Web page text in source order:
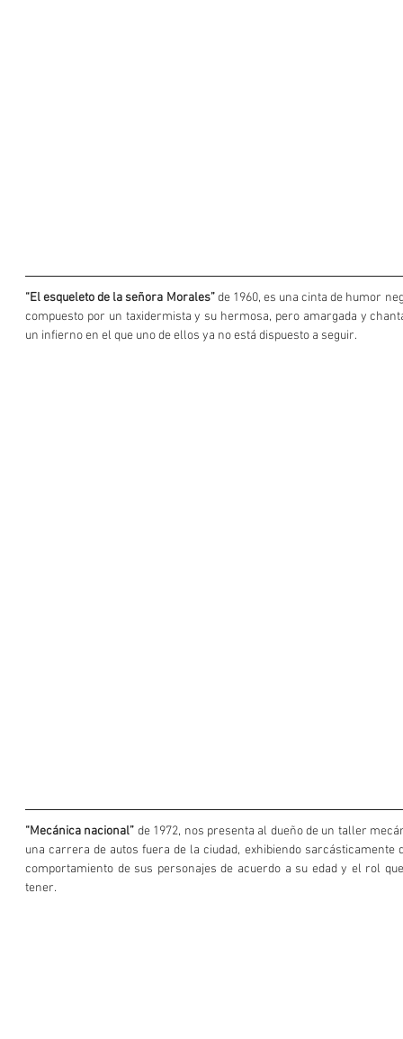
“El esqueleto de la señora Morales” de 1960, es una cinta de humor
compuesto por un taxidermista y su hermosa, pero amargada y
un infierno en el que uno de ellos ya no está dispuesto a seguir.
“Mecánica nacional” de 1972, nos presenta al dueño de un taller
una carrera de autos fuera de la ciudad, exhibiendo
comportamiento de sus personajes de acuerdo a su edad y el rol
tener.